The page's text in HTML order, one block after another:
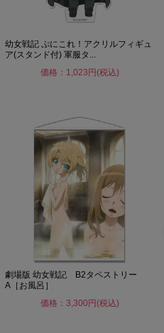
幼女戦記 ぷにこれ！アクリルフィギュ
ア(スタンド付) 軍服タ...
価格：1,023円(税込)
劇場版 幼女戦記 B2タペストリー
A［お風呂］
価格：3,300円(税込)